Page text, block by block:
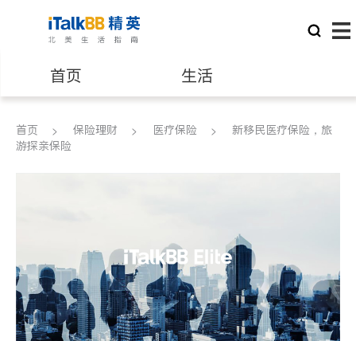
首页 生活
医生 律师
建筑装修
首页 保险理财 医疗保险
新移民医疗保险，旅
游探亲保险